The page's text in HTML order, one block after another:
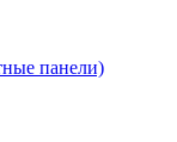
панели)